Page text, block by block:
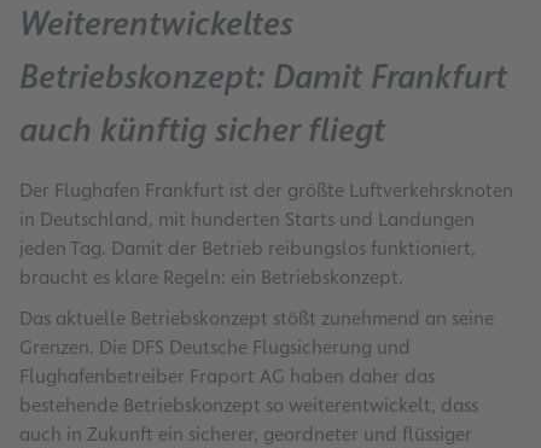
Weiterentwickeltes
Betriebskonzept: Damit Frankfurt
auch künftig sicher fliegt
Der Flughafen Frankfurt ist der größte Luftverkehrsknoten
in Deutschland, mit hunderten Starts und Landungen
jeden Tag. Damit der Betrieb reibungslos funktioniert,
braucht es klare Regeln: ein Betriebskonzept.
Das aktuelle Betriebskonzept stößt zunehmend an seine
Grenzen. Die DFS Deutsche Flugsicherung und
Flughafenbetreiber Fraport AG haben daher das
bestehende Betriebskonzept so weiterentwickelt, dass
auch in Zukunft ein sicherer, geordneter und flüssiger